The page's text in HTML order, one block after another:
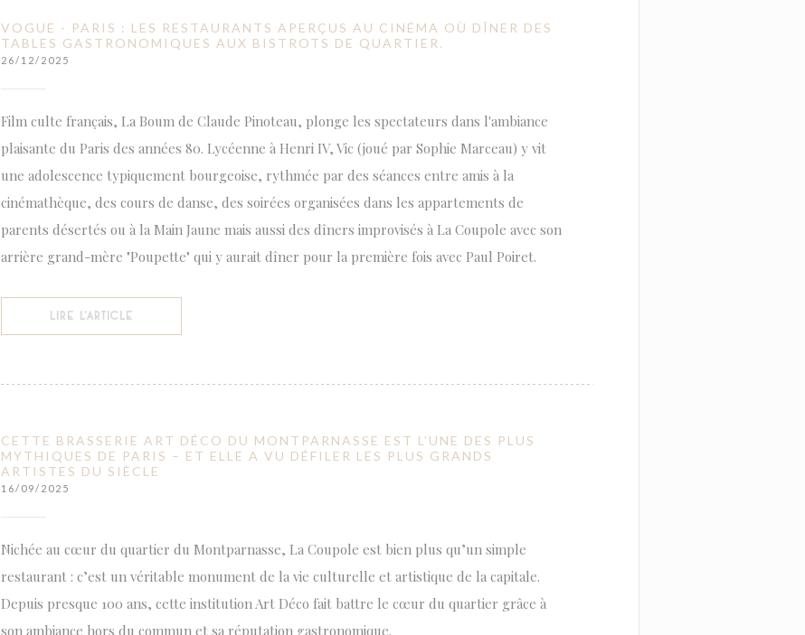
VOGUE - PARIS : LES RESTAURANTS APERÇUS AU CINÉMA OÙ DÎNER DES
TABLES GASTRONOMIQUES AUX BISTROTS DE QUARTIER.
26/12/2025
Film culte français, La Boum de Claude Pinoteau, plonge les spectateurs dans l'ambiance
plaisante du Paris des années 80. Lycéenne à Henri IV, Vic (joué par Sophie Marceau) y vit
une adolescence typiquement bourgeoise, rythmée par des séances entre amis à la
cinémathèque, des cours de danse, des soirées organisées dans les appartements de
parents désertés ou à la Main Jaune mais aussi des dîners improvisés à La Coupole avec son
arrière grand-mère "Poupette" qui y aurait dîner pour la première fois avec Paul Poiret.
LIRE L'ARTICLE((OUVRE UNE NOUVELLE FENÊTRE))
CETTE BRASSERIE ART DÉCO DU MONTPARNASSE EST L’UNE DES PLUS
MYTHIQUES DE PARIS – ET ELLE A VU DÉFILER LES PLUS GRANDS
ARTISTES DU SIÈCLE
16/09/2025
Nichée au cœur du quartier du Montparnasse, La Coupole est bien plus qu’un simple
restaurant : c’est un véritable monument de la vie culturelle et artistique de la capitale.
Depuis presque 100 ans, cette institution Art Déco fait battre le cœur du quartier grâce à
son ambiance hors du commun et sa réputation gastronomique.